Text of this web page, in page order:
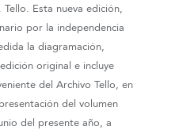
Esta nueva edición,
por la independencia
la diagramación,
original e incluye
del Archivo Tello, en
del volumen
del presente año, a